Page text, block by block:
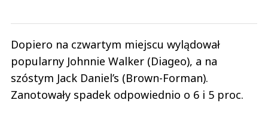
Dopiero na czwartym miejscu wylądował
popularny Johnnie Walker (Diageo), a na
szóstym Jack Daniel’s (Brown-Forman).
Zanotowały spadek odpowiednio o 6 i 5 proc.